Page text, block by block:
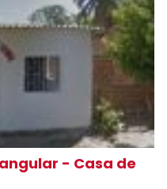
- Casa de